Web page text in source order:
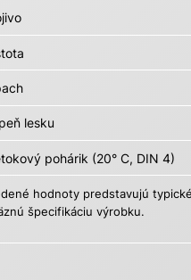
lesku
pohárik (20° C, DIN 4)
hodnoty predstavujú
špecifikáciu výrobku.